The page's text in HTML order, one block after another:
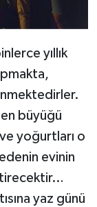
yıllık
en büyüğü
yoğurtları o
evinin
yaz günü